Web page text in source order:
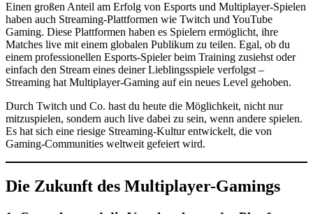
Einen großen Anteil am Erfolg von Esports und Multiplayer-Spielen
haben auch Streaming-Plattformen wie Twitch und YouTube
Gaming. Diese Plattformen haben es Spielern ermöglicht, ihre
Matches live mit einem globalen Publikum zu teilen. Egal, ob du
einem professionellen Esports-Spieler beim Training zusiehst oder
einfach den Stream eines deiner Lieblingsspiele verfolgst –
Streaming hat Multiplayer-Gaming auf ein neues Level gehoben.
Durch Twitch und Co. hast du heute die Möglichkeit, nicht nur
mitzuspielen, sondern auch live dabei zu sein, wenn andere spielen.
Es hat sich eine riesige Streaming-Kultur entwickelt, die von
Gaming-Communities weltweit gefeiert wird.
Die Zukunft des Multiplayer-Gamings